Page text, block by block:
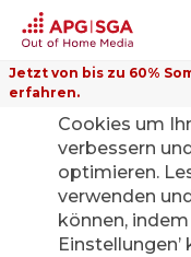
Jetzt von bis zu 60%
erfahren.
Zurück
Auf dieser
Cookies um
verbessern
optimieren.
verwenden
können, indem
Einstellungen’